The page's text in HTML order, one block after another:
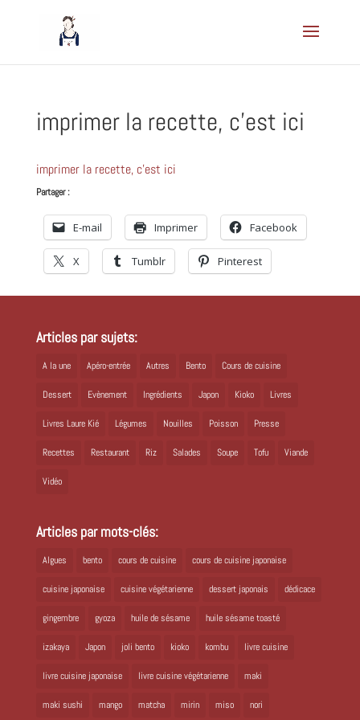
imprimer la recette, c’est ici
imprimer la recette, c'est ici
Partager :
E-mail Imprimer Facebook
X Tumblr Pinterest
Articles par sujets:
A la une Apéro-entrée Autres Bento Cours de cuisine
Dessert Evènement Ingrédients Japon Kioko Livres
Livres Laure Kié Légumes Nouilles Poisson Presse
Recettes Restaurant Riz Salades Soupe Tofu Viande
Vidéo
Articles par mots-clés:
Algues bento cours de cuisine cours de cuisine japonaise
cuisine japonaise cuisine végétarienne dessert japonais dédicace
gingembre gyoza huile de sésame huile sésame toasté
izakaya Japon joli bento kioko kombu livre cuisine
livre cuisine japonaise livre cuisine végétarienne maki
maki sushi mango matcha mirin miso nori